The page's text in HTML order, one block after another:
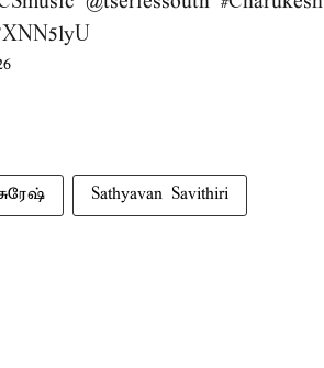
Sathyavan Savithiri